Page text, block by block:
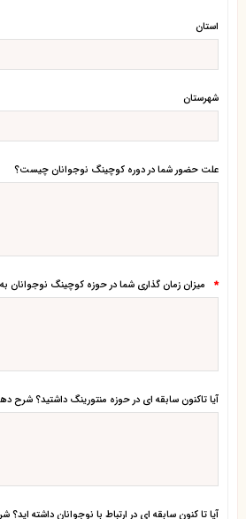
استان
شهرستان
علت حضور شما در دوره کوچینگ نوجوانان چیست؟
* میزان زمان گذاری شما در حوزه کوچینگ
آیا تاکنون سابقه ای در حوزه منتورینگ داشتید؟ شرح
آیا تا کنون سابقه ای در ارتباط با نوجوانان داشته اید؟